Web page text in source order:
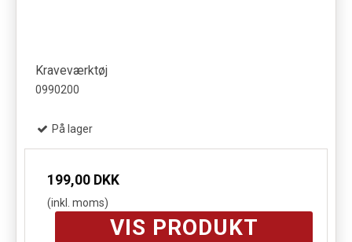
Kraveværktøj
0990200
På lager
199,00 DKK
(inkl. moms)
VIS PRODUKT